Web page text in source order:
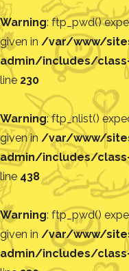
Warning: ftp_pwd()
given in /var/www/
admin/includes/
line 230
Warning: ftp_nlist()
given in /var/www/
admin/includes/
line 438
Warning: ftp_pwd()
given in /var/www/
admin/includes/